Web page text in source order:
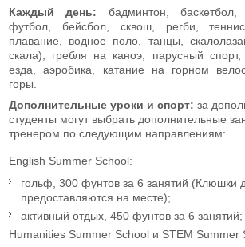
Каждый день: бадминтон, баскетбол,
футбол, бейсбол, сквош, регби,
плавание, водное поло, танцы,
скала), гребля на каноэ, парусный спорт,
езда, аэробика, катание на горном
горы.
Дополнительные уроки и спорт: за
студенты могут выбрать дополнительные
тренером по следующим направлениям:
English Summer School:
гольф, 300 фунтов за 6 занятий (Клюшки
предоставляются на месте);
активный отдых, 450 фунтов за 6 занятий;
Humanities Summer School и STEM Summer